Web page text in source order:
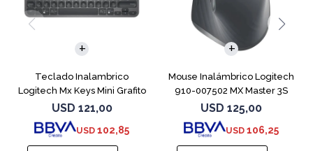
Teclado Inalambrico
Logitech Mx Keys Mini Grafito
USD 121,00
USD 102,85
Mouse Inalámbrico Logitech
910-007502 MX Master 3S
Graphite
USD 125,00
USD 106,25